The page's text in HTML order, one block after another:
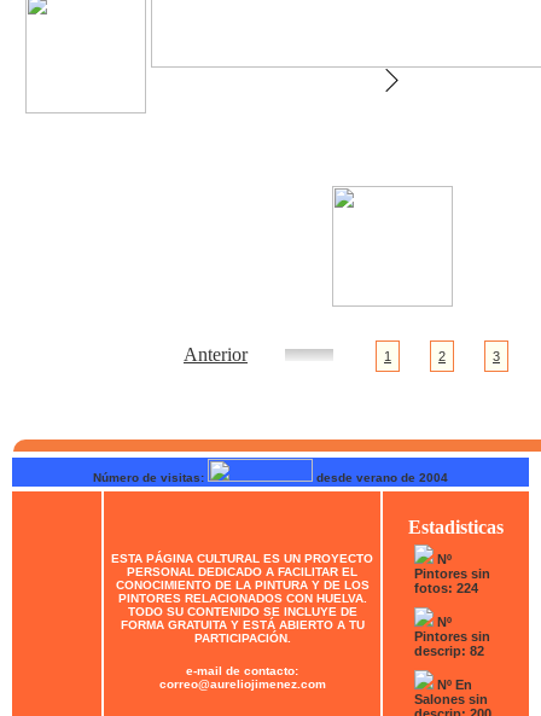
Anterior 1 2 3
Número de visitas: desde verano de 2004
ESTA PÁGINA CULTURAL ES UN PROYECTO
PERSONAL DEDICADO A FACILITAR EL
CONOCIMIENTO DE LA PINTURA Y DE LOS
PINTORES RELACIONADOS CON HUELVA.
TODO SU CONTENIDO SE INCLUYE DE
FORMA GRATUITA Y ESTÁ ABIERTO A TU
PARTICIPACIÓN.
e-mail de contacto:
correo@aureliojimenez.com
Estadisticas
Nº
Pintores sin
fotos: 224
Nº
Pintores sin
descrip: 82
Nº En
Salones sin